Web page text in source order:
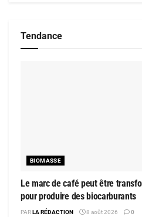
Tendance
BIOMASSE
Le marc de café peut être
pour produire des biocarburants
PARLA RÉDACTION 8 août 2026 0